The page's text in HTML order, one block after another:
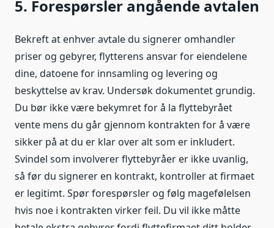
5. Forespørsler angående avtalen
Bekreft at enhver avtale du signerer omhandler
priser og gebyrer, flytterens ansvar for eiendelene
dine, datoene for innsamling og levering og
beskyttelse av krav. Undersøk dokumentet grundig.
Du bør ikke være bekymret for å la flyttebyrået
vente mens du går gjennom kontrakten for å være
sikker på at du er klar over alt som er inkludert.
Svindel som involverer flyttebyråer er ikke uvanlig,
så før du signerer en kontrakt, kontroller at firmaet
er legitimt. Spør forespørsler og følg magefølelsen
hvis noe i kontrakten virker feil. Du vil ikke måtte